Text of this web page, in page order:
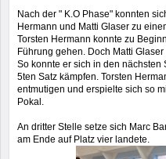
Nach der " K.O Phase" konnten
Hermann und Matti Glaser zu
Torsten Hermann konnte zu
Führung gehen. Doch Matti
So konnte er sich in den nächsten
5ten Satz kämpfen. Torsten
entmutigen und erspielte sich so
Pokal.
An dritter Stelle setze sich Marc
am Ende auf Platz vier landete.